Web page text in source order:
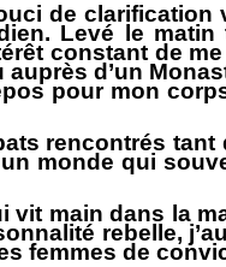
de
Levé le
constant de
d’un
pour mon
rencontrés
monde qui
vit main dans la
rebelle,
femmes de